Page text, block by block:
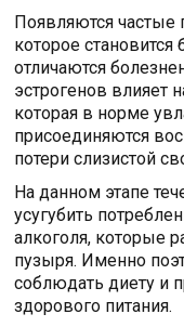
Появляются
которое
отличаются
эстрогенов влияет
которая в норме
присоединяются
потери слизистой
На данном этапе
усугубить
алкоголя, которые
пузыря. Именно
соблюдать диету и
здорового питания.